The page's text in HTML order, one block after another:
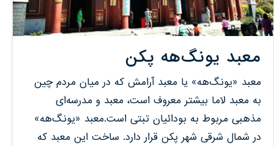
معبد یونگ‌هه پکن
معبد «یونگ‌هه» یا معبد آرامش که در میان مردم چین
به معبد لاما بیشتر معروف است، معبد و مدرسه‌ای
مذهبی مربوط به بودائیان تبتی است.معبد «یونگ‌هه»
در شمال شرقی شهر پکن قرار دارد. ساخت این معبد که